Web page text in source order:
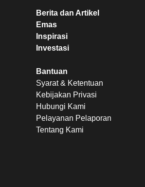
Berita dan Artikel
Emas
Inspirasi
Investasi
Bantuan
Syarat & Ketentuan
Kebijakan Privasi
Hubungi Kami
Pelayanan Pelaporan
Tentang Kami